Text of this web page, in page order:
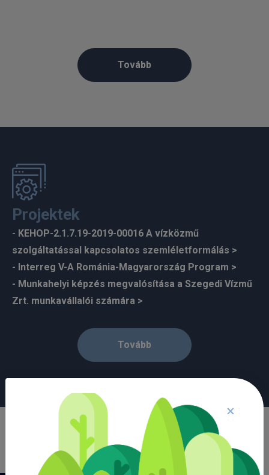
Tovább
Projektek
- KEHOP-2.1.7.19-2019-00016 A vízközmű
szolgáltatással kapcsolatos szemléletformálás
- Interreg V-A Románia-Magyarország Program
- Munkahelyi képzés megvalósítása a Szegedi Vízmű
Zrt. munkavállalói számára
Tovább